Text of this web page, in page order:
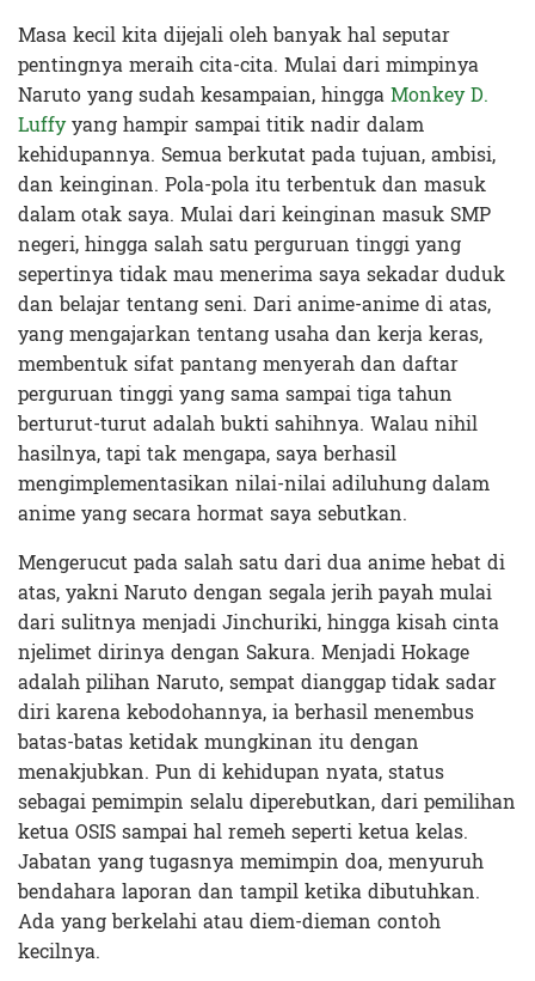
Masa kecil kita dijejali oleh banyak hal seputar
pentingnya meraih cita-cita. Mulai dari mimpinya
Naruto yang sudah kesampaian, hinggaMonkey D.
Luffyyang hampir sampai titik nadir dalam
kehidupannya. Semua berkutat pada tujuan, ambisi,
dan keinginan. Pola-pola itu terbentuk dan masuk
dalam otak saya. Mulai dari keinginan masuk SMP
negeri, hingga salah satu perguruan tinggi yang
sepertinya tidak mau menerima saya sekadar duduk
dan belajar tentang seni. Dari anime-anime di atas,
yang mengajarkan tentang usaha dan kerja keras,
membentuk sifat pantang menyerah dan daftar
perguruan tinggi yang sama sampai tiga tahun
berturut-turut adalah bukti sahihnya. Walau nihil
hasilnya, tapi tak mengapa, saya berhasil
mengimplementasikan nilai-nilai adiluhung dalam
anime yang secara hormat saya sebutkan.
Mengerucut pada salah satu dari dua anime hebat di
atas, yakni Naruto dengan segala jerih payah mulai
dari sulitnya menjadi Jinchuriki, hingga kisah cinta
njelimet dirinya dengan Sakura. Menjadi Hokage
adalah pilihan Naruto, sempat dianggap tidak sadar
diri karena kebodohannya, ia berhasil menembus
batas-batas ketidak mungkinan itu dengan
menakjubkan. Pun di kehidupan nyata, status
sebagai pemimpin selalu diperebutkan, dari pemilihan
ketua OSIS sampai hal remeh seperti ketua kelas.
Jabatan yang tugasnya memimpin doa, menyuruh
bendahara laporan dan tampil ketika dibutuhkan.
Ada yang berkelahi atau diem-dieman contoh
kecilnya.